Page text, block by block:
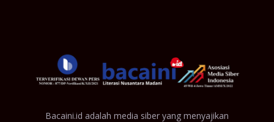
Bacaini.id adalah media siber yang menyajikan